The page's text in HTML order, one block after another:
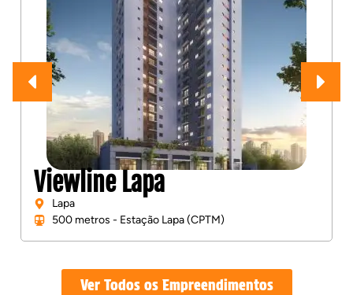
Viewline Lapa
Lapa
500 metros - Estação Lapa (CPTM)
Ver Todos os Empreendimentos